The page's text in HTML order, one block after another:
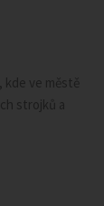
ve městě
strojků a